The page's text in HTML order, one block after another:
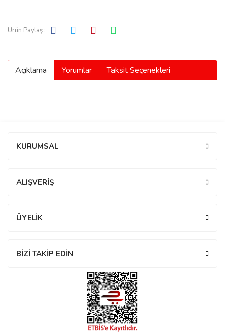
Ürün Paylaş :
Açıklama Yorumlar Taksit Seçenekleri
KURUMSAL
ALIŞVERİŞ
ÜYELİK
BİZİ TAKİP EDİN